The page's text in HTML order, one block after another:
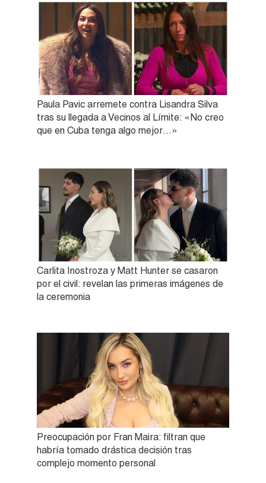
Paula Pavic arremete contra Lisandra Silva
tras su llegada a Vecinos al Límite: «No creo
que en Cuba tenga algo mejor…»
Carlita Inostroza y Matt Hunter se casaron
por el civil: revelan las primeras imágenes de
la ceremonia
Preocupación por Fran Maira: filtran que
habría tomado drástica decisión tras
complejo momento personal